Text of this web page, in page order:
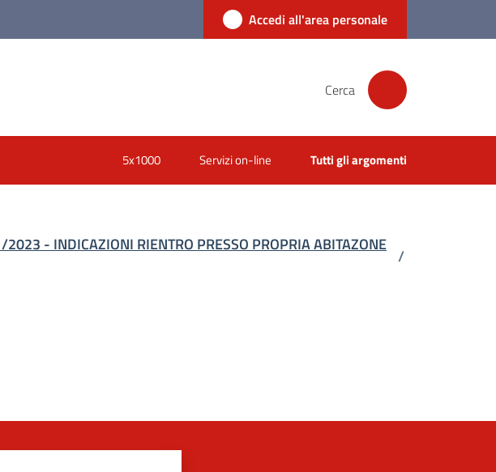
Accedi all'area personale
Cerca
5x1000 Servizi on-line Tutti gli argomenti
- INDICAZIONI RIENTRO PRESSO PROPRIA ABITAZONE
/